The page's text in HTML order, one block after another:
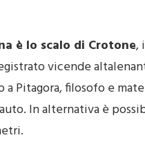
è lo scalo di Crotone,
vicende
Pitagora, filosofo e
In alternativa è